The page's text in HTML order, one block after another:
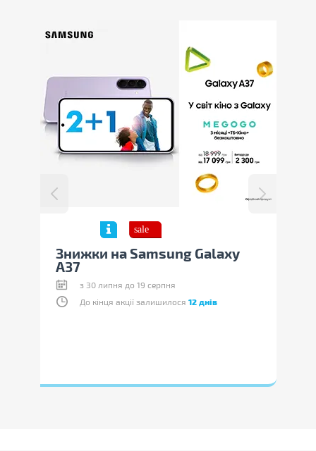
Знижки на Samsung Galaxy
A37
з 30 липня до 19 серпня
До кінця акції залишилося 12 днів